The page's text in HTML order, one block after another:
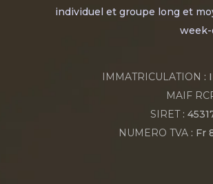
individuel et groupe long et
week-
IMMATRICULATION :
MAIF
SIRET:
NUMERO TVA : Fr